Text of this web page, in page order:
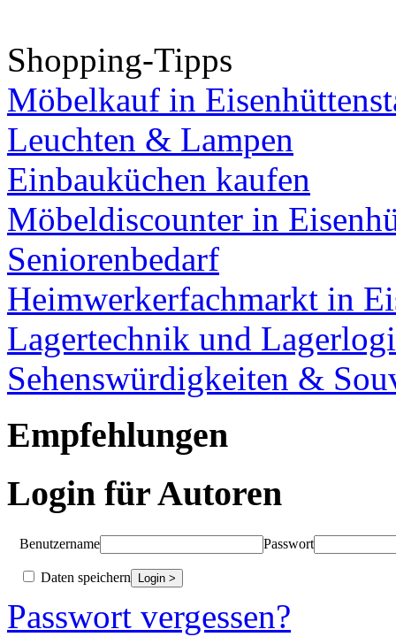
Shopping-Tipps
Möbelkauf in
Leuchten & Lampen
Einbauküchen kaufen
Möbeldiscounter in
Seniorenbedarf
Heimwerkerfachmarkt in
Lagertechnik und
Sehenswürdigkeiten &
Empfehlungen
Login für Autoren
Benutzername Passwort
Daten speichern
Passwort vergessen?